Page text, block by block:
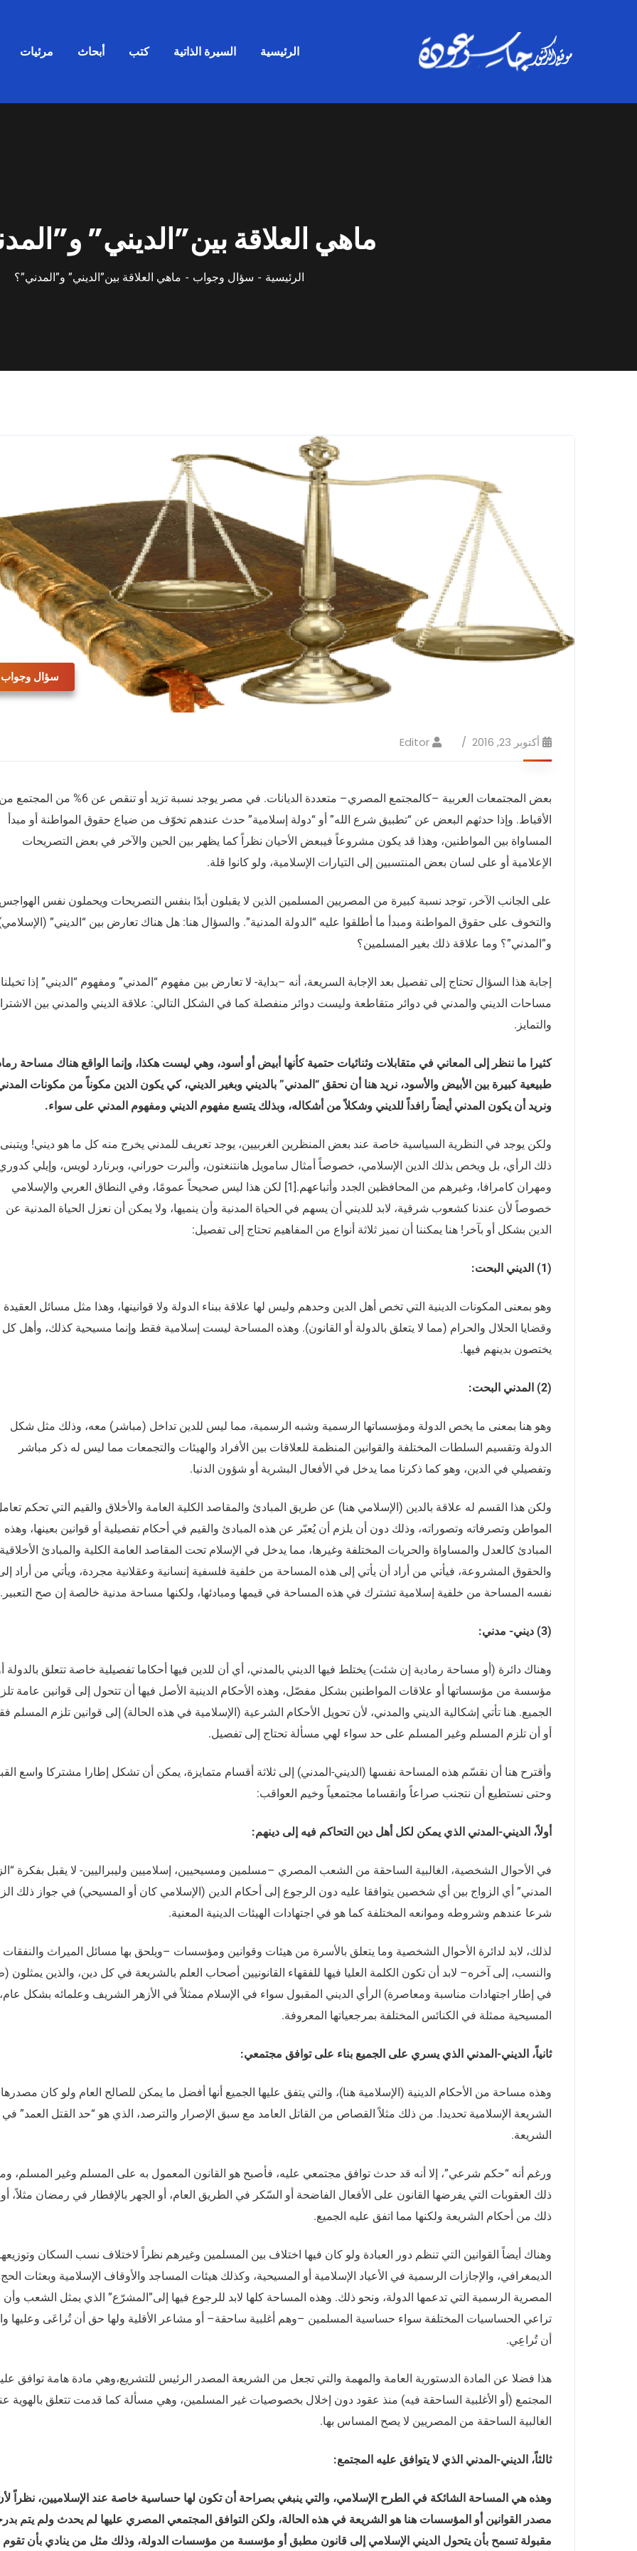
الرئيسية السيرة الذاتية كتب أبحاث مرئيات
ماهي العلاقة بين”الديني”
الرئيسية سؤال وجواب ماهي العلاقة بين”الديني” و”المدني”؟
سؤال وجواب
أكتوبر 23, 2016 Editor
بعض المجتمعات العربية –كالمجتمع المصري– متعددة الديانات. في مصر يوجد نسبة تزيد أو تنقص عن 6% من
الأقباط. وإذا حدثهم البعض عن “تطبيق شرع الله” أو “دولة إسلامية” حدث عندهم تخوّف من ضياع حقوق المواطنة أو مبدأ
المساواة بين المواطنين، وهذا قد يكون مشروعاً فيبعض الأحيان نظراً كما يظهر بين الحين والآخر في بعض التصريحات
الإعلامية أو على لسان بعض المنتسبين إلى التيارات الإسلامية، ولو كانوا قلة.
على الجانب الآخر، توجد نسبة كبيرة من المصريين المسلمين الذين لا يقبلون أبدًا بنفس التصريحات ويحملون نفس
والتخوف على حقوق المواطنة ومبدأ ما أطلقوا عليه “الدولة المدنية”. والسؤال هنا: هل هناك تعارض بين “الديني”
و”المدني”؟ وما علاقة ذلك بغير المسلمين؟
إجابة هذا السؤال تحتاج إلى تفصيل بعد الإجابة السريعة، أنه –بداية- لا تعارض بين مفهوم “المدني” ومفهوم “الديني” إذا تخيلنا
مساحات الديني والمدني في دوائر متقاطعة وليست دوائر منفصلة كما في الشكل التالي: علاقة الديني والمدني بين
والتمايز.
كثيرا ما ننظر إلى المعاني في متقابلات وثنائيات حتمية كأنها أبيض أو أسود، وهي ليست هكذا، وإنما الواقع هناك مساحة
طبيعية كبيرة بين الأبيض والأسود، نريد هنا أن نحقق “المدني” بالديني وبغير الديني، كي يكون الدين مكوناً من مكونات
ونريد أن يكون المدني أيضاً رافداً للديني وشكلاً من أشكاله، وبذلك يتسع مفهوم الديني ومفهوم المدني على سواء.
ولكن يوجد في النظرية السياسية خاصة عند بعض المنظرين الغربيين، يوجد تعريف للمدني يخرج منه كل ما هو ديني! ويتبنى
ذلك الرأي، بل ويخص بذلك الدين الإسلامي، خصوصاً أمثال سامويل هانتنغتون، وألبرت حوراني، وبرنارد لويس، وإيلي
ومهران كامرافا، وغيرهم من المحافظين الجدد وأتباعهم.[1] لكن هذا ليس صحيحاً عمومًا، وفي النطاق العربي والإسلامي
خصوصاً لأن عندنا كشعوب شرقية، لابد للديني أن يسهم في الحياة المدنية وأن ينميها، ولا يمكن أن نعزل الحياة المدنية عن
الدين بشكل أو بآخر! هنا يمكننا أن نميز ثلاثة أنواع من المفاهيم تحتاج إلى تفصيل:
(1) الديني البحت:
وهو بمعنى المكونات الدينية التي تخص أهل الدين وحدهم وليس لها علاقة ببناء الدولة ولا قوانينها، وهذا مثل مسائل العقيدة
وقضايا الحلال والحرام (مما لا يتعلق بالدولة أو القانون). وهذه المساحة ليست إسلامية فقط وإنما مسيحية كذلك، وأهل
يختصون بدينهم فيها.
(2) المدني البحت:
وهو هنا بمعنى ما يخص الدولة ومؤسساتها الرسمية وشبه الرسمية، مما ليس للدين تداخل (مباشر) معه، وذلك مثل شكل
الدولة وتقسيم السلطات المختلفة والقوانين المنظمة للعلاقات بين الأفراد والهيئات والتجمعات مما ليس له ذكر مباشر
وتفصيلي في الدين، وهو كما ذكرنا مما يدخل في الأفعال البشرية أو شؤون الدنيا.
ولكن هذا القسم له علاقة بالدين (الإسلامي هنا) عن طريق المبادئ والمقاصد الكلية العامة والأخلاق والقيم التي تحكم
المواطن وتصرفاته وتصوراته، وذلك دون أن يلزم أن يُعبّر عن هذه المبادئ والقيم في أحكام تفصيلية أو قوانين بعينها، وهذه
المبادئ كالعدل والمساواة والحريات المختلفة وغيرها، مما يدخل في الإسلام تحت المقاصد العامة الكلية والمبادئ الأخلاقية
والحقوق المشروعة، فيأتي من أراد أن يأتي إلى هذه المساحة من خلفية فلسفية إنسانية وعقلانية مجردة، ويأتي من أراد
نفسه المساحة من خلفية إسلامية تشترك في هذه المساحة في قيمها ومبادئها، ولكنها مساحة مدنية خالصة إن صح التعبير.
(3) ديني- مدني:
وهناك دائرة (أو مساحة رمادية إن شئت) يختلط فيها الديني بالمدني، أي أن للدين فيها أحكاما تفصيلية خاصة تتعلق بالدولة
مؤسسة من مؤسساتها أو علاقات المواطنين بشكل مفصّل، وهذه الأحكام الدينية الأصل فيها أن تتحول إلى قوانين عامة
الجميع. هنا تأتي إشكالية الديني والمدني، لأن تحويل الأحكام الشرعية (الإسلامية في هذه الحالة) إلى قوانين تلزم المسلم
أو أن تلزم المسلم وغير المسلم على حد سواء لهي مسألة تحتاج إلى تفصيل.
وأقترح هنا أن نقسّم هذه المساحة نفسها (الديني-المدني) إلى ثلاثة أقسام متمايزة، يمكن أن تشكل إطارا مشتركا واسع
وحتى نستطيع أن نتجنب صراعاً وانقساما مجتمعياً وخيم العواقب:
أولاً، الديني-المدني الذي يمكن لكل أهل دين التحاكم فيه إلى دينهم:
في الأحوال الشخصية، الغالبية الساحقة من الشعب المصري –مسلمين ومسيحيين، إسلاميين وليبراليين- لا يقبل بفكرة
المدني” أي الزواج بين أي شخصين يتوافقا عليه دون الرجوع إلى أحكام الدين (الإسلامي كان أو المسيحي) في جواز ذلك
شرعا عندهم وشروطه وموانعه المختلفة كما هو في اجتهادات الهيئات الدينية المعنية.
لذلك، لابد لدائرة الأحوال الشخصية وما يتعلق بالأسرة من هيئات وقوانين ومؤسسات –ويلحق بها مسائل الميراث والنفقات
والنسب، إلى آخره– لابد أن تكون الكلمة العليا فيها للفقهاء القانونيين أصحاب العلم بالشريعة في كل دين، والذين يمثلون
في إطار اجتهادات مناسبة ومعاصرة) الرأي الديني المقبول سواء في الإسلام ممثلاً في الأزهر الشريف وعلمائه بشكل
المسيحية ممثلة في الكنائس المختلفة بمرجعياتها المعروفة.
ثانياً، الديني-المدني الذي يسري على الجميع بناء على توافق مجتمعي:
وهذه مساحة من الأحكام الدينية (الإسلامية هنا)، والتي يتفق عليها الجميع أنها أفضل ما يمكن للصالح العام ولو كان مصدرها
الشريعة الإسلامية تحديدا. من ذلك مثلاً القصاص من القاتل العامد مع سبق الإصرار والترصد، الذي هو “حد القتل العمد” في
الشريعة.
ورغم أنه “حكم شرعي”، إلا أنه قد حدث توافق مجتمعي عليه، فأصبح هو القانون المعمول به على المسلم وغير المسلم،
ذلك العقوبات التي يفرضها القانون على الأفعال الفاضحة أو السّكر في الطريق العام، أو الجهر بالإفطار في رمضان مثلاً،
ذلك من أحكام الشريعة ولكنها مما اتفق عليه الجميع.
وهناك أيضاً القوانين التي تنظم دور العبادة ولو كان فيها اختلاف بين المسلمين وغيرهم نظراً لاختلاف نسب السكان
الديمغرافي، والإجازات الرسمية في الأعياد الإسلامية أو المسيحية، وكذلك هيئات المساجد والأوقاف الإسلامية وبعثات الحج
المصرية الرسمية التي تدعمها الدولة، ونحو ذلك. وهذه المساحة كلها لابد للرجوع فيها إلى”المشرّع” الذي يمثل الشعب وأن
تراعي الحساسيات المختلفة سواء حساسية المسلمين –وهم أغلبية ساحقة– أو مشاعر الأقلية ولها حق أن تُراعَى وعليها
أن تُراعِي.
هذا فضلا عن المادة الدستورية العامة والمهمة والتي تجعل من الشريعة المصدر الرئيس للتشريع،وهي مادة هامة توافق
المجتمع (أو الأغلبية الساحقة فيه) منذ عقود دون إخلال بخصوصيات غير المسلمين، وهي مسألة كما قدمت تتعلق بالهوية
الغالبية الساحقة من المصريين لا يصح المساس بها.
ثالثاً، الديني-المدني الذي لا يتوافق عليه المجتمع:
وهذه هي المساحة الشائكة في الطرح الإسلامي، والتي ينبغي بصراحة أن تكون لها حساسية خاصة عند الإسلاميين، نظراً
مصدر القوانين أو المؤسسات هنا هو الشريعة في هذه الحالة، ولكن التوافق المجتمعي المصري عليها لم يحدث ولم يتم
مقبولة تسمح بأن يتحول الديني الإسلامي إلى قانون مطبق أو مؤسسة من مؤسسات الدولة، وذلك مثل من ينادي بأن تقوم